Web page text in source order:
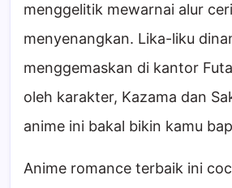
menggelitik mewarnai alur
menyenangkan. Lika-liku
menggemaskan di kantor
oleh karakter, Kazama dan
anime ini bakal bikin kamu
Anime romance terbaik ini